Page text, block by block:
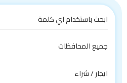
جميع المحافظات
ايجار / شراء